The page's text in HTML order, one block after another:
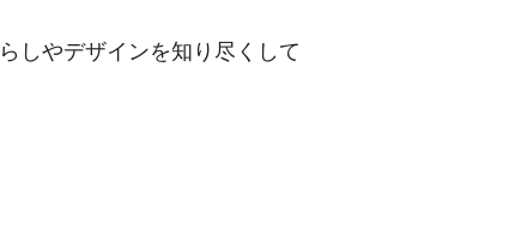
しやデザインを知り尽くして